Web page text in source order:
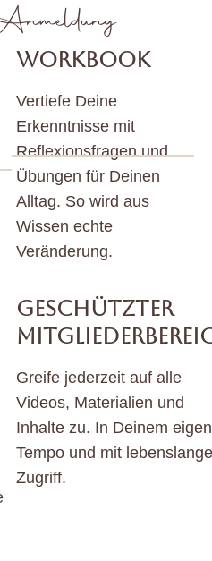
Workbook
Vertiefe Deine
Erkenntnisse mit
Reflexionsfragen und
Übungen für Deinen
Alltag. So wird aus
Wissen echte
Veränderung.
GESCHÜTZTER
Greife jederzeit auf alle
Videos, Materialien und
Inhalte zu. In Deinem
Tempo und mit
Zugriff.